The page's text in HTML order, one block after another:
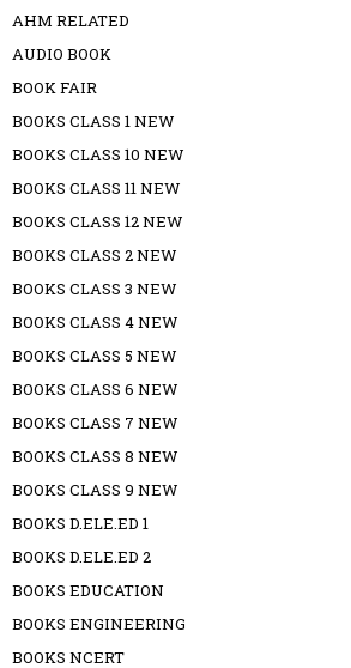
AHM RELATED
AUDIO BOOK
BOOK FAIR
BOOKS CLASS 1 NEW
BOOKS CLASS 10 NEW
BOOKS CLASS 11 NEW
BOOKS CLASS 12 NEW
BOOKS CLASS 2 NEW
BOOKS CLASS 3 NEW
BOOKS CLASS 4 NEW
BOOKS CLASS 5 NEW
BOOKS CLASS 6 NEW
BOOKS CLASS 7 NEW
BOOKS CLASS 8 NEW
BOOKS CLASS 9 NEW
BOOKS D.ELE.ED 1
BOOKS D.ELE.ED 2
BOOKS EDUCATION
BOOKS ENGINEERING
BOOKS NCERT